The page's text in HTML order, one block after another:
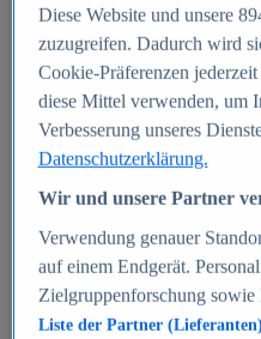
E-commerce
Beliebte Statistiken
Aktuelle Statistiken
E-Commerce -
Deutschland 1999-
Umsatz von
2010-2025
B2C-E-Commerce:
Deutschland 2024
Marktanteile von
Deutschland 2024
Umsatzstarke
Deutschland 2023-
Diese Website und unsere
zuzugreifen. Dadurch wird
Cookie-Präferenzen
diese Mittel verwenden, um
Verbesserung unseres
Datenschutzerklärung.
Wir und unsere Partner
Verwendung genauer
auf einem Endgerät.
Zielgruppenforschung
Liste der Partner (Lieferanten)